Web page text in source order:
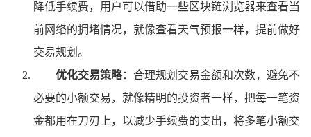
降低手续费，用户可以借助一些区块链浏览器来查看当
前网络的拥堵情况，就像查看天气预报一样，提前做好
交易规划。
优化交易策略：合理规划交易金额和次数，避免不
必要的小额交易，就像精明的投资者一样，把每一笔资
金都用在刀刃上，以减少手续费的支出，将多笔小额交